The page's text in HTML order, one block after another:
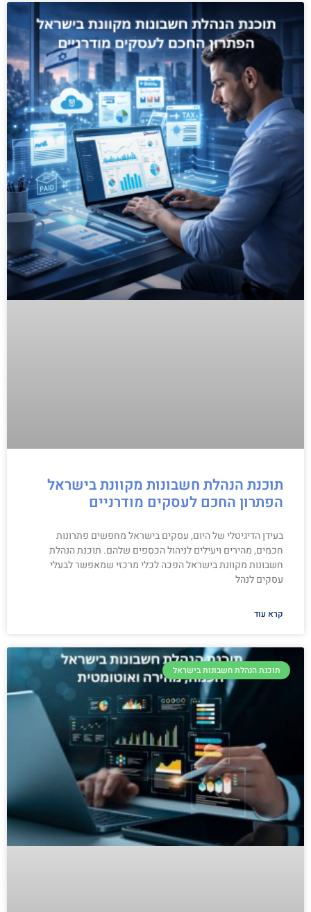
תוכנת הנהלת חשבונות מקוונת בישראל
הפתרון החכם לעסקים מודרניים
בעידן הדיגיטלי של היום, עסקים בישראל מחפשים פתרונות
חכמים, מהירים ויעילים לניהול הכספים שלהם. תוכנת הנהלת
חשבונות מקוונת בישראל הפכה לכלי מרכזי שמאפשר לבעלי
עסקים לנהל
קרא עוד
תוכנת הנהלת חשבונות בישראל